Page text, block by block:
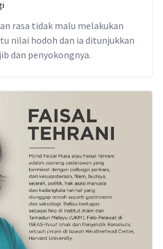
rasa tidak malu melakukan
nilai hodoh dan ia ditunjukkan
dan penyokongnya.